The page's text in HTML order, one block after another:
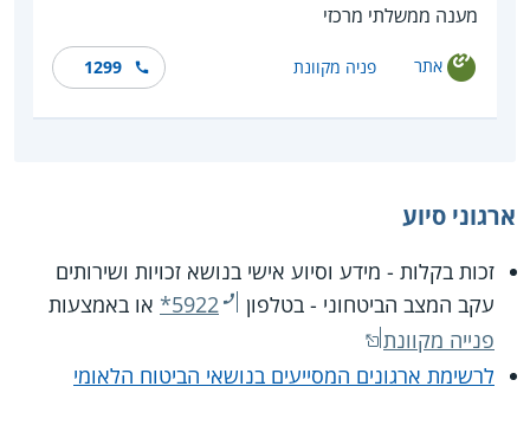
מענה ממשלתי מרכזי
אתר פניה מקוונת 1299
ארגוני סיוע
זכות בקלות - מידע וסיוע אישי בנושא זכויות ושירותים
עקב המצב הביטחוני - בטלפון
*5922 או באמצעות
פנייה מקוונת
לרשימת ארגונים המסייעים בנושאי הביטוח הלאומי